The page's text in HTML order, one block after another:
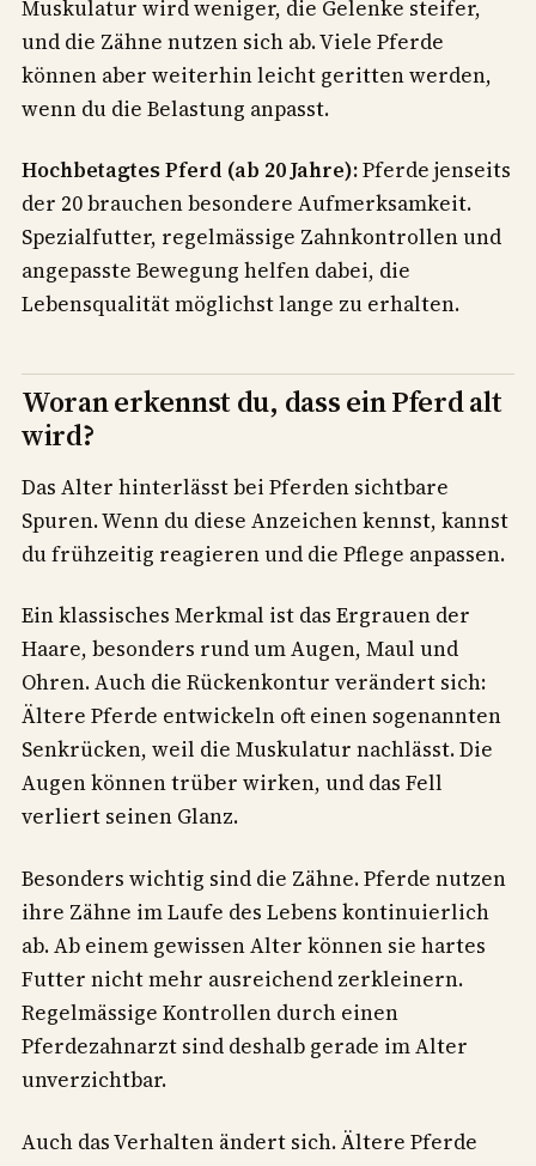
Muskulatur wird weniger, die Gelenke steifer,
und die Zähne nutzen sich ab. Viele Pferde
können aber weiterhin leicht geritten werden,
wenn du die Belastung anpasst.
Hochbetagtes Pferd (ab 20 Jahre):Pferde jenseits
der 20 brauchen besondere Aufmerksamkeit.
Spezialfutter, regelmässige Zahnkontrollen und
angepasste Bewegung helfen dabei, die
Lebensqualität möglichst lange zu erhalten.
Woran erkennst du, dass ein Pferd alt
wird?
Das Alter hinterlässt bei Pferden sichtbare
Spuren. Wenn du diese Anzeichen kennst, kannst
du frühzeitig reagieren und die Pflege anpassen.
Ein klassisches Merkmal ist das Ergrauen der
Haare, besonders rund um Augen, Maul und
Ohren. Auch die Rückenkontur verändert sich:
Ältere Pferde entwickeln oft einen sogenannten
Senkrücken, weil die Muskulatur nachlässt. Die
Augen können trüber wirken, und das Fell
verliert seinen Glanz.
Besonders wichtig sind die Zähne. Pferde nutzen
ihre Zähne im Laufe des Lebens kontinuierlich
ab. Ab einem gewissen Alter können sie hartes
Futter nicht mehr ausreichend zerkleinern.
Regelmässige Kontrollen durch einen
Pferdezahnarzt sind deshalb gerade im Alter
unverzichtbar.
Auch das Verhalten ändert sich. Ältere Pferde